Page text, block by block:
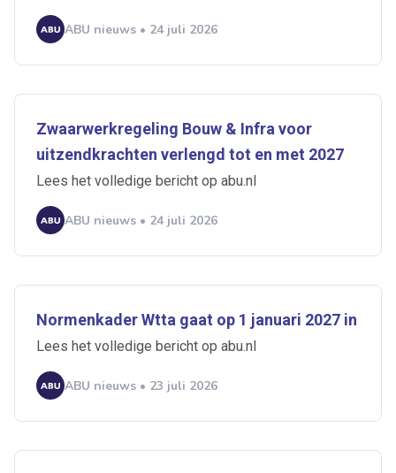
ABU nieuws • 24 juli 2026
Zwaarwerkregeling Bouw & Infra voor
uitzendkrachten verlengd tot en met 2027
Lees het volledige bericht op abu.nl
ABU nieuws • 24 juli 2026
Normenkader Wtta gaat op 1 januari 2027 in
Lees het volledige bericht op abu.nl
ABU nieuws • 23 juli 2026